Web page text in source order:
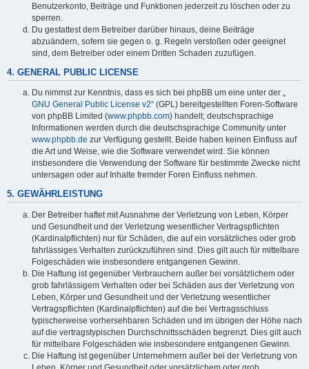
Benutzerkonto, Beiträge und Funktionen jederzeit zu löschen oder zu
sperren.
Du gestattest dem Betreiber darüber hinaus, deine Beiträge
abzuändern, sofern sie gegen o. g. Regeln verstoßen oder geeignet
sind, dem Betreiber oder einem Dritten Schaden zuzufügen.
4. GENERAL PUBLIC LICENSE
Du nimmst zur Kenntnis, dass es sich bei phpBB um eine unter der „
GNU General Public License v2“ (GPL) bereitgestellten Foren-Software
von phpBB Limited (www.phpbb.com) handelt; deutschsprachige
Informationen werden durch die deutschsprachige Community unter
www.phpbb.de zur Verfügung gestellt. Beide haben keinen Einfluss auf
die Art und Weise, wie die Software verwendet wird. Sie können
insbesondere die Verwendung der Software für bestimmte Zwecke nicht
untersagen oder auf Inhalte fremder Foren Einfluss nehmen.
5. GEWÄHRLEISTUNG
Der Betreiber haftet mit Ausnahme der Verletzung von Leben, Körper
und Gesundheit und der Verletzung wesentlicher Vertragspflichten
(Kardinalpflichten) nur für Schäden, die auf ein vorsätzliches oder grob
fahrlässiges Verhalten zurückzuführen sind. Dies gilt auch für mittelbare
Folgeschäden wie insbesondere entgangenen Gewinn.
Die Haftung ist gegenüber Verbrauchern außer bei vorsätzlichem oder
grob fahrlässigem Verhalten oder bei Schäden aus der Verletzung von
Leben, Körper und Gesundheit und der Verletzung wesentlicher
Vertragspflichten (Kardinalpflichten) auf die bei Vertragsschluss
typischerweise vorhersehbaren Schäden und im übrigen der Höhe nach
auf die vertragstypischen Durchschnittsschäden begrenzt. Dies gilt auch
für mittelbare Folgeschäden wie insbesondere entgangenen Gewinn.
Die Haftung ist gegenüber Unternehmern außer bei der Verletzung von